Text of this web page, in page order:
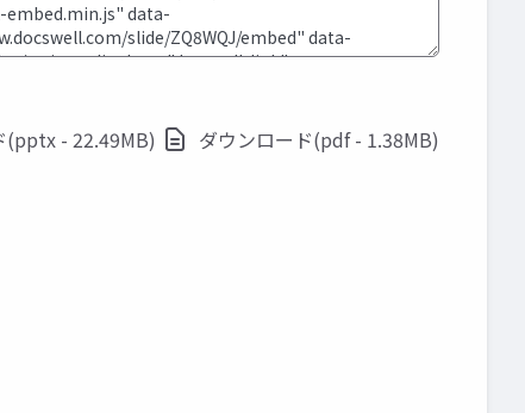
(pptx - 22.49MB) ダウンロード(pdf - 1.38MB)